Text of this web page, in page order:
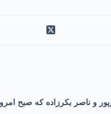
و ناصر بکرزاده که صبح